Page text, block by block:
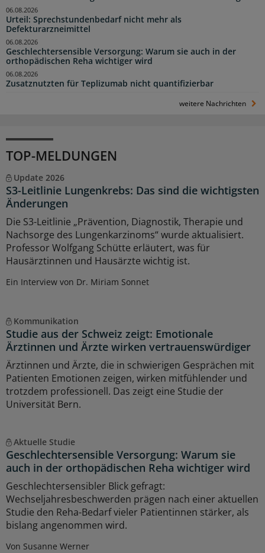
Urteil: Sprechstundenbedarf nicht mehr als
Defekturarzneimittel
06.08.2026
Geschlechtersensible Versorgung: Warum sie auch in der
orthopädischen Reha wichtiger wird
06.08.2026
Zusatznutzten für Teplizumab nicht quantifizierbar
06.08.2026
weitere Nachrichten
TOP-MELDUNGEN
Update 2026
S3-Leitlinie Lungenkrebs: Das sind die wichtigsten
Änderungen
Die S3-Leitlinie „Prävention, Diagnostik, Therapie und
Nachsorge des Lungenkarzinoms“ wurde aktualisiert.
Professor Wolfgang Schütte erläutert, was für
Hausärztinnen und Hausärzte wichtig ist.
Ein Interview von Dr. Miriam Sonnet
Kommunikation
Studie aus der Schweiz zeigt: Emotionale
Ärztinnen und Ärzte wirken vertrauenswürdiger
Ärztinnen und Ärzte, die in schwierigen Gesprächen mit
Patienten Emotionen zeigen, wirken mitfühlender und
trotzdem professionell. Das zeigt eine Studie der
Universität Bern.
Aktuelle Studie
Geschlechtersensible Versorgung: Warum sie
auch in der orthopädischen Reha wichtiger wird
Geschlechtersensibler Blick gefragt:
Wechseljahresbeschwerden prägen nach einer aktuellen
Studie den Reha-Bedarf vieler Patientinnen stärker, als
bislang angenommen wird.
Von Susanne Werner